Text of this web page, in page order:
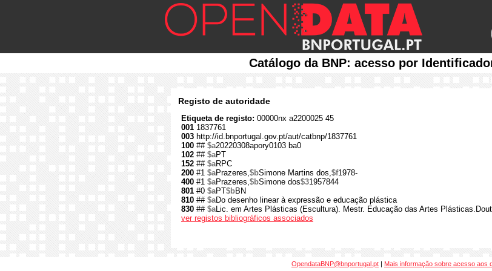
Catálogo da BNP: acesso por
Registo de autoridade
Etiqueta de registo: 00000nx a2200025 45
001 1837761
003 http://id.bnportugal.gov.pt/aut/catbnp/1837761
100 ## $a20220308apory0103 ba0
102 ## $aPT
152 ## $aRPC
200 #1 $aPrazeres,$bSimone Martins dos,$f1978-
400 #1 $aPrazeres,$bSimone dos$31957844
801 #0 $aPT$bBN
810 ## $aDo desenho linear à expressão e educação plástica
830 ## $aLic. em Artes Plásticas (Escultura). Mestr. Educação das Artes
ver registos bibliográficos associados
OpendataBNP@bnportugal.pt | Mais informação sobre acesso aos